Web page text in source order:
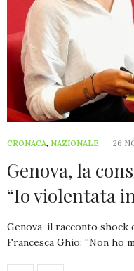
CRONACA, NAZIONALE 26
Genova, la
“Io violentata
Genova, il racconto shock
Francesca Ghio: “Non ho